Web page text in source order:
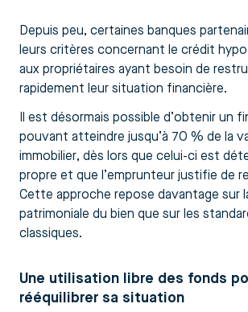
Depuis peu, certaines banques
leurs critères concernant le crédit
aux propriétaires ayant besoin de
rapidement leur situation financière.
Il est désormais possible d’obtenir un
pouvant atteindre jusqu’à 70 % de la
immobilier, dès lors que celui-ci est
propre et que l’emprunteur justifie de
Cette approche repose davantage sur
patrimoniale du bien que sur les
classiques.
Une utilisation libre des fonds
rééquilibrer sa situation